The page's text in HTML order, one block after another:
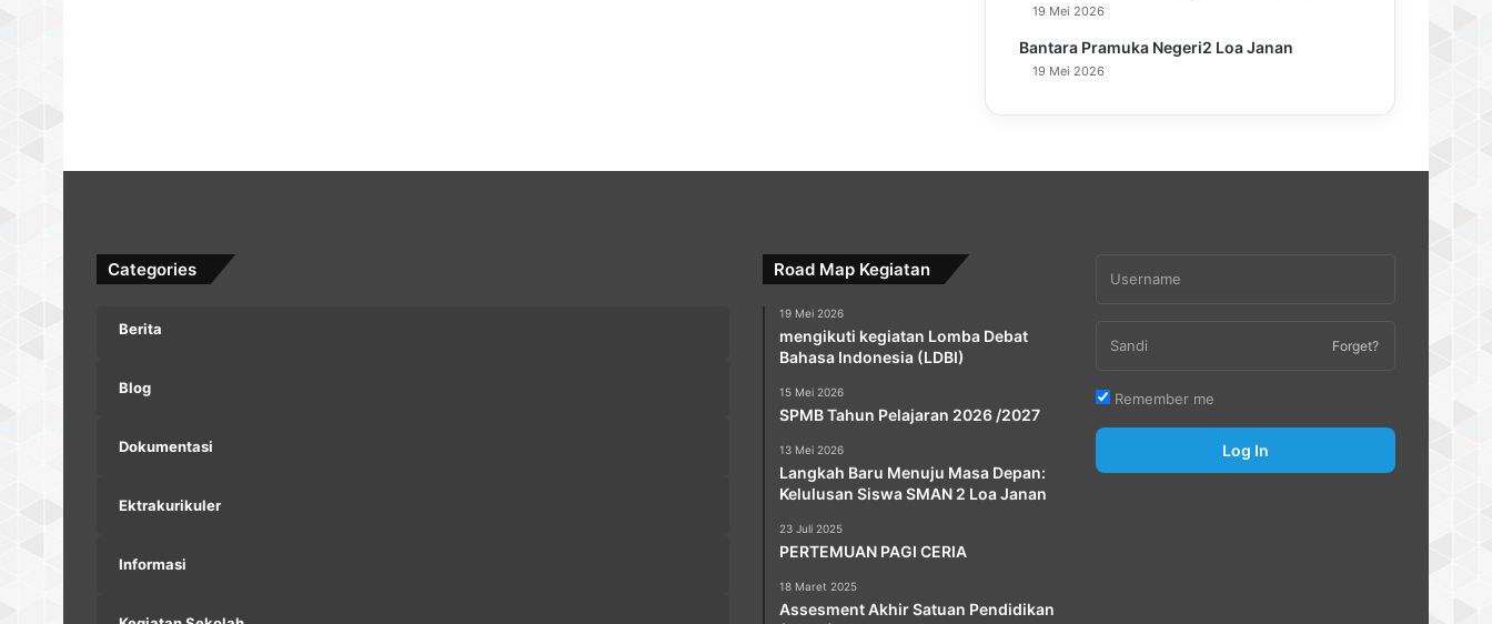
19 Mei 2026
Bantara Pramuka Negeri2 Loa Janan
19 Mei 2026
Categories
Berita
Blog
Dokumentasi
Ektrakurikuler
Informasi
Road Map Kegiatan
19 Mei 2026
mengikuti kegiatan Lomba Debat
Bahasa Indonesia (LDBI)
15 Mei 2026
SPMB Tahun Pelajaran 2026 /2027
13 Mei 2026
Langkah Baru Menuju Masa Depan:
Kelulusan Siswa SMAN 2 Loa Janan
23 Juli 2025
PERTEMUAN PAGI CERIA
18 Maret 2025
Assesment Akhir Satuan Pendidikan
Forget?
Remember me
Log In